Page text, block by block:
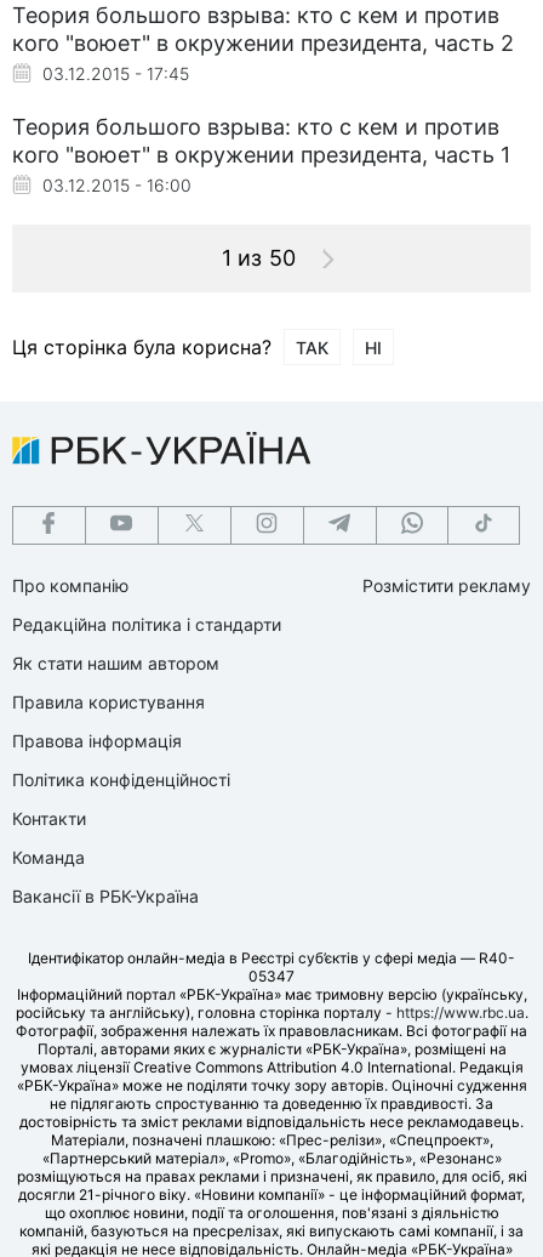
Теория большого взрыва: кто с кем и против
кого "воюет" в окружении президента, часть 2
03.12.2015 - 17:45
Теория большого взрыва: кто с кем и против
кого "воюет" в окружении президента, часть 1
03.12.2015 - 16:00
1 из 50
Ця сторінка була корисна? ТАК НІ
Про компанію
Редакційна політика і стандарти
Як стати нашим автором
Правила користування
Правова інформація
Політика конфіденційності
Контакти
Команда
Вакансії в РБК-Україна
Розмістити рекламу
Ідентифікатор онлайн-медіа в Реєстрі суб’єктів у сфері медіа — R40-
05347
Інформаційний портал «РБК-Україна» має тримовну версію (українську,
російську та англійську), головна сторінка порталу - https://www.rbc.ua.
Фотографії, зображення належать їх правовласникам. Всі фотографії на
Порталі, авторами яких є журналісти «РБК-Україна», розміщені на
умовах ліцензії Creative Commons Attribution 4.0 International. Редакція
«РБК-Україна» може не поділяти точку зору авторів. Оціночні судження
не підлягають спростуванню та доведенню їх правдивості. За
достовірність та зміст реклами відповідальність несе рекламодавець.
Матеріали, позначені плашкою: «Прес-релізи», «Спецпроект»,
«Партнерський матеріал», «Promo», «Благодійність», «Резонанс»
розміщуються на правах реклами і призначені, як правило, для осіб, які
досягли 21-річного віку. «Новини компанії» - це інформаційний формат,
що охоплює новини, події та оголошення, пов'язані з діяльністю
компаній, базуються на пресрелізах, які випускають самі компанії, і за
які редакція не несе відповідальність. Онлайн-медіа «РБК-Україна»